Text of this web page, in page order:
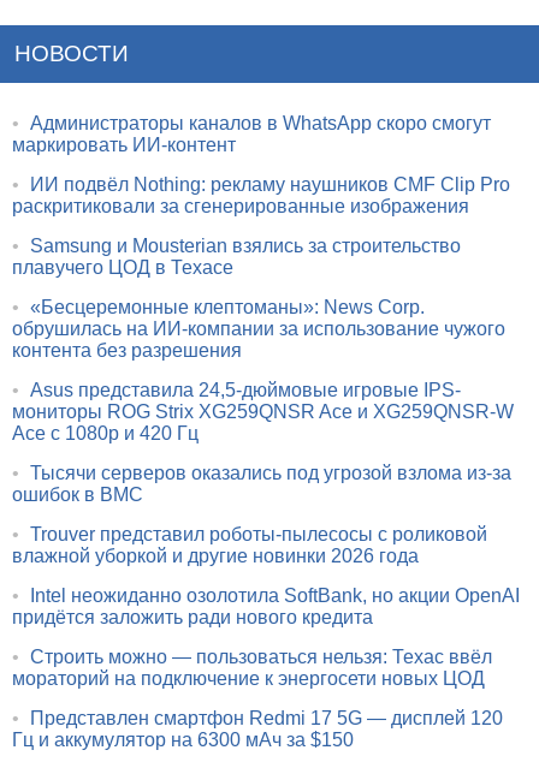
НОВОСТИ
• Администраторы каналов в WhatsApp скоро смогут
маркировать ИИ-контент
•
ИИ подвёл Nothing: рекламу наушников CMF Clip Pro
раскритиковали за сгенерированные изображения
•
Samsung и Mousterian взялись за строительство
плавучего ЦОД в Техасе
• «Бесцеремонные клептоманы»: News Corp.
обрушилась на ИИ-компании за использование чужого
контента без разрешения
• Asus представила 24,5-дюймовые игровые IPS-
мониторы ROG Strix XG259QNSR Ace и XG259QNSR-W
Ace с 1080p и 420 Гц
• Тысячи серверов оказались под угрозой взлома из-за
ошибок в BMC
• Trouver представил роботы-пылесосы с роликовой
влажной уборкой и другие новинки 2026 года
•
Intel неожиданно озолотила SoftBank, но акции OpenAI
придётся заложить ради нового кредита
• Строить можно — пользоваться нельзя: Техас ввёл
мораторий на подключение к энергосети новых ЦОД
•
Представлен смартфон Redmi 17 5G — дисплей 120
Гц и аккумулятор на 6300 мАч за $150